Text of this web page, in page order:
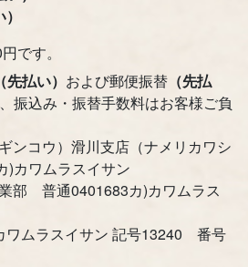
ける
です。
（先払い） および郵便振替 （先払
振込み・振替手数料はお客様ご負
ンコウ）滑川支店（ナメリカワシ
)カワムラスイサン
部 普通0401683カ)カワムラス
ムラスイサン 記号13240 番号